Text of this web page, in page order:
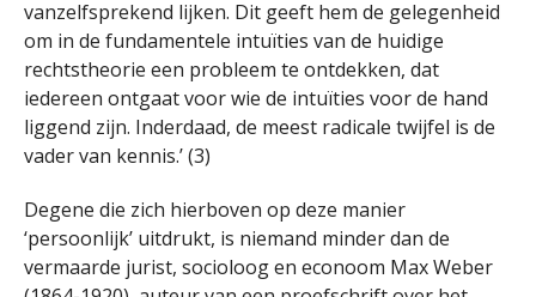
vanzelfsprekend lijken. Dit geeft hem de gelegenheid
om in de fundamentele intuïties van de huidige
rechtstheorie een probleem te ontdekken, dat
iedereen ontgaat voor wie de intuïties voor de hand
liggend zijn. Inderdaad, de meest radicale twijfel is de
vader van kennis.’ (3)
Degene die zich hierboven op deze manier
‘persoonlijk’ uitdrukt, is niemand minder dan de
vermaarde jurist, socioloog en econoom Max Weber